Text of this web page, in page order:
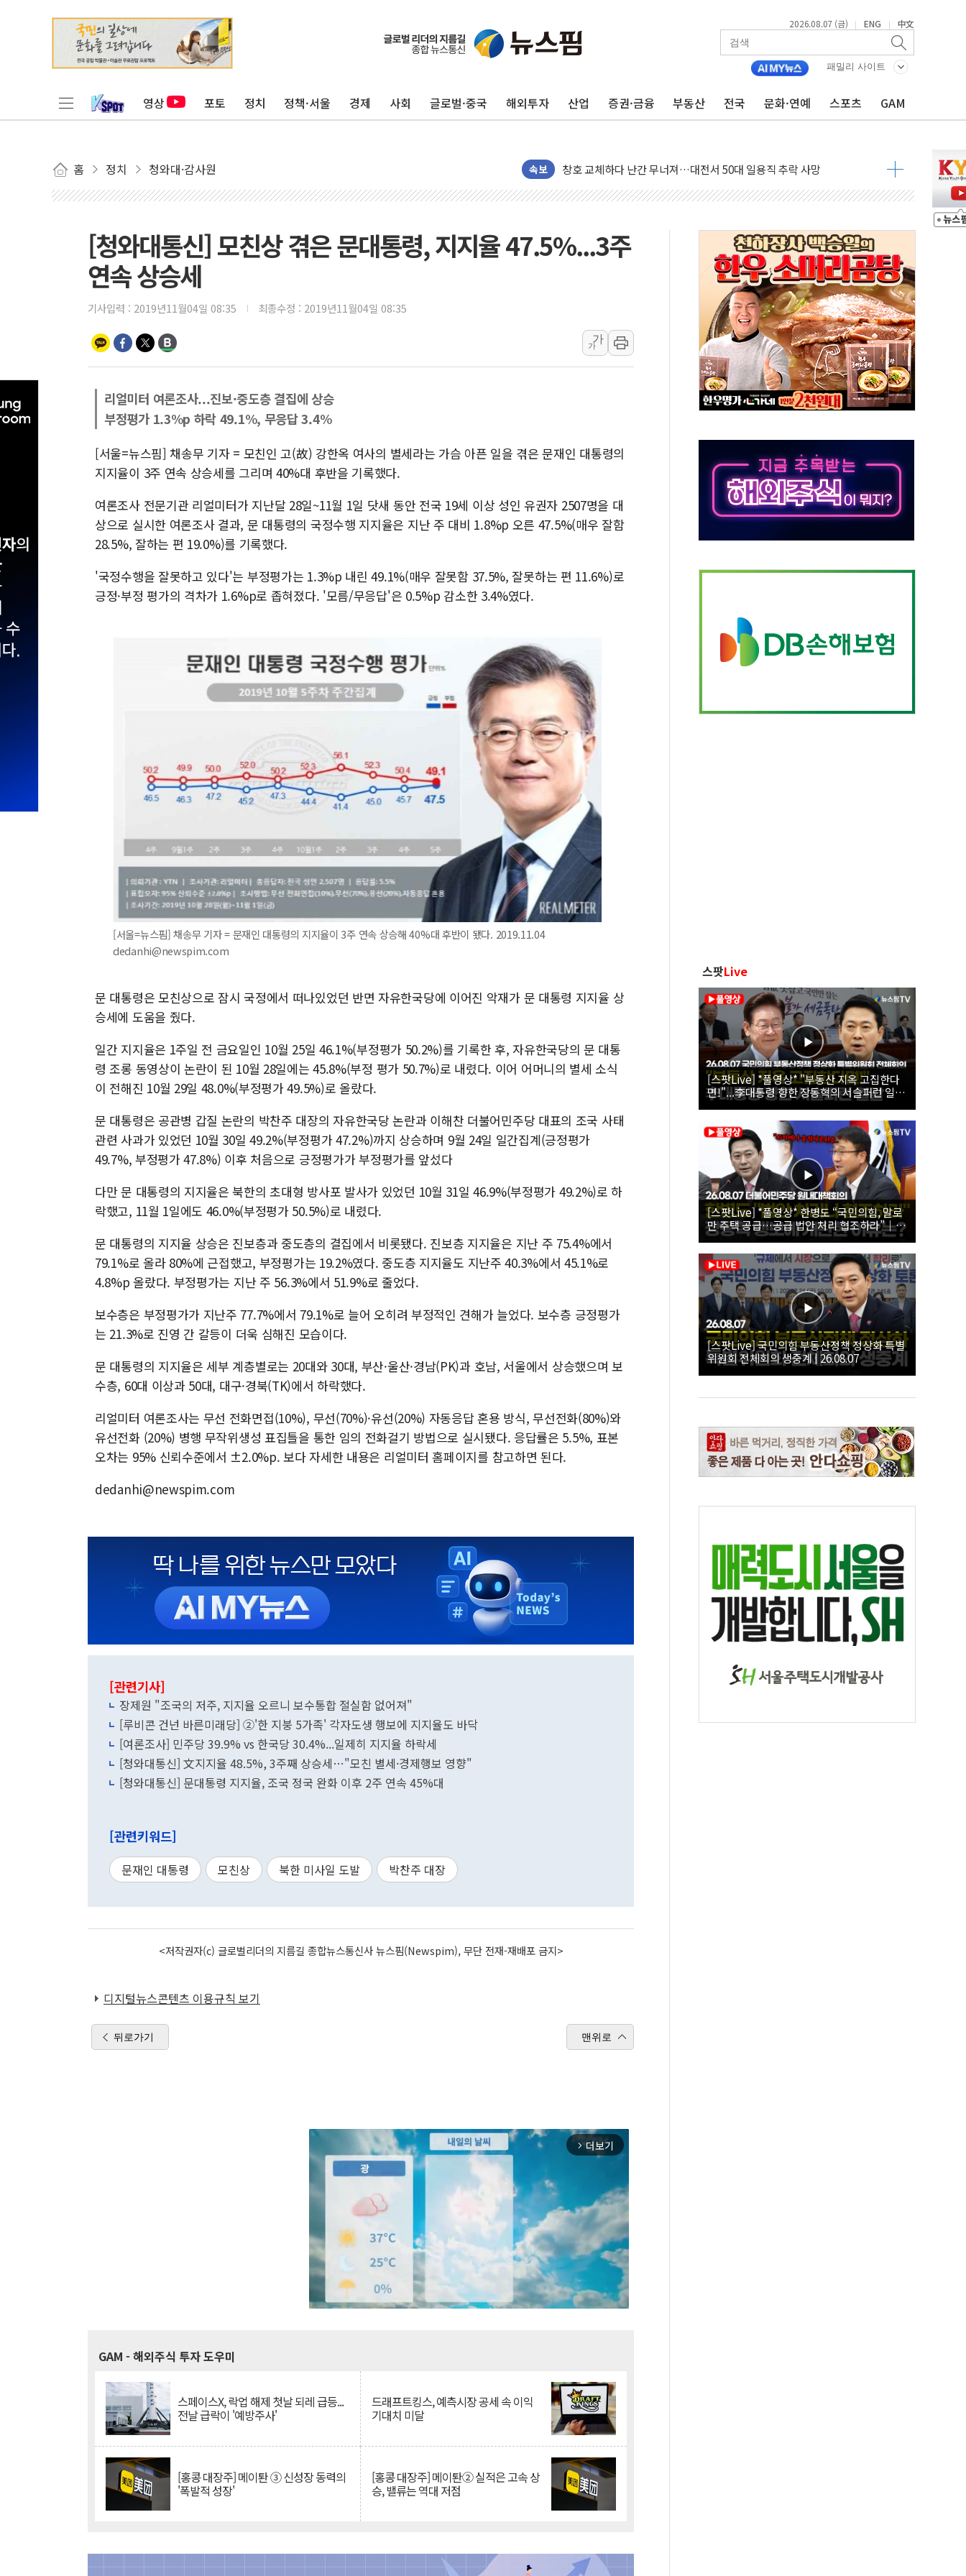
2026.08.07 (금) | ENG | 中文
패밀리 사이트
영상 포토 정치 정책·서울 경제 사회 글로벌·중국 해외투자 산업 증권·금융 부동산 전국 문화·연예 스포츠 GAM
홈 정치 청와대·감사원 속보
"최대 2시간 앞서 침수 예측"…건설연, AI 위험기상 기술 개발
창호 교체하다 난간 무너져…대전서 50대 일용직 추락 사망
장동혁 "규제와 대출 풀고 재개발·재건축 촉진하는 것이 부동산 정상화"
AI에 승부 건 네이버…내년 AI 팩토리 매출 본격화
日, 4~6월 105조원 환시 개입...4월 말 '56조원' 사상 최대
오렌지플래닛 창업재단, 스타트업 지원 프로그램 성료
경찰, '300억대 사기 혐의' 차가원 대표 구속 송치
장동혁 "집값 올려놓고 국민만 잡아"
[속보] '해병 순직 책임' 임성근 전 사단장 항소심도 징역 3년 선고
부동산정책 정상화 특별위원회 전체회의서 발언하는 장동혁 대표
경찰, '강북구 오피스텔 살인' 50대 남성 구속 송치
전국 그늘막 4만개 육박 7년 새 7배 늘었다...폭염 대책비는 8.6배 증가
美·日 환율공조에 유럽 패싱… '유로화 팔아 엔화 부양' 사후 통보만
구리값 사상 최고치…'닥터 코퍼'가 말하는 경기 신호가 달라졌다
에어프레미아, 호치민 노선 재개...3년 2개월 만
국민통합위, 정치 다양성 제고 특별 위원회 위촉장 수여식 및 1차 회의
티엠씨, 220억원 규모 美 전력 케이블 수주
[청와대통신] 모친상 겪은 문대통령, 지지율 47.5%...3주
연속 상승세
기사입력 : 2019년11월04일 08:35 최종수정 : 2019년11월04일 08:35
가
가
리얼미터 여론조사...진보·중도층 결집에 상승
부정평가 1.3%p 하락 49.1%, 무응답 3.4%
[서울=뉴스핌] 채송무 기자 = 모친인 고(故) 강한옥 여사의 별세라는 가슴 아픈 일을 겪은 문재인 대통령의
지지율이 3주 연속 상승세를 그리며 40%대 후반을 기록했다.
여론조사 전문기관 리얼미터가 지난달 28일~11월 1일 닷새 동안 전국 19세 이상 성인 유권자 2507명을 대
상으로 실시한 여론조사 결과, 문 대통령의 국정수행 지지율은 지난 주 대비 1.8%p 오른 47.5%(매우 잘함
28.5%, 잘하는 편 19.0%)를 기록했다.
'국정수행을 잘못하고 있다'는 부정평가는 1.3%p 내린 49.1%(매우 잘못함 37.5%, 잘못하는 편 11.6%)로
긍정·부정 평가의 격차가 1.6%p로 좁혀졌다. '모름/무응답'은 0.5%p 감소한 3.4%였다.
[서울=뉴스핌] 채송무 기자 = 문재인 대통령의 지지율이 3주 연속 상승해 40%대 후반이 됐다. 2019.11.04
dedanhi@newspim.com
문 대통령은 모친상으로 잠시 국정에서 떠나있었던 반면 자유한국당에 이어진 악재가 문 대통령 지지율 상
승세에 도움을 줬다.
일간 지지율은 1주일 전 금요일인 10월 25일 46.1%(부정평가 50.2%)를 기록한 후, 자유한국당의 문 대통
령 조롱 동영상이 논란이 된 10월 28일에는 45.8%(부정 평가 50.7%)로 내렸다. 이어 어머니의 별세 소식
이 전해진 10월 29일 48.0%(부정평가 49.5%)로 올랐다.
문 대통령은 공관병 갑질 논란의 박찬주 대장의 자유한국당 논란과 이해찬 더불어민주당 대표의 조국 사태
관련 사과가 있었던 10월 30일 49.2%(부정평가 47.2%)까지 상승하며 9월 24일 일간집계(긍정평가
49.7%, 부정평가 47.8%) 이후 처음으로 긍정평가가 부정평가를 앞섰다
다만 문 대통령의 지지율은 북한의 초대형 방사포 발사가 있었던 10월 31일 46.9%(부정평가 49.2%)로 하
락했고, 11월 1일에도 46.0%(부정평가 50.5%)로 내렸다.
문 대통령의 지지율 상승은 진보층과 중도층의 결집에서 비롯됐다. 진보층 지지율은 지난 주 75.4%에서
79.1%로 올라 80%에 근접했고, 부정평가는 19.2%였다. 중도층 지지율도 지난주 40.3%에서 45.1%로
4.8%p 올랐다. 부정평가는 지난 주 56.3%에서 51.9%로 줄었다.
보수층은 부정평가가 지난주 77.7%에서 79.1%로 늘어 오히려 부정적인 견해가 늘었다. 보수층 긍정평가
는 21.3%로 진영 간 갈등이 더욱 심해진 모습이다.
문 대통령의 지지율은 세부 계층별로는 20대와 30대, 부산·울산·경남(PK)과 호남, 서울에서 상승했으며 보
수층, 60대 이상과 50대, 대구·경북(TK)에서 하락했다.
리얼미터 여론조사는 무선 전화면접(10%), 무선(70%)·유선(20%) 자동응답 혼용 방식, 무선전화(80%)와
유선전화 (20%) 병행 무작위생성 표집틀을 통한 임의 전화걸기 방법으로 실시됐다. 응답률은 5.5%, 표본
오차는 95% 신뢰수준에서 ±2.0%p. 보다 자세한 내용은 리얼미터 홈페이지를 참고하면 된다.
dedanhi@newspim.com
[관련기사]
장제원 "조국의 저주, 지지율 오르니 보수통합 절실함 없어져"
[루비콘 건넌 바른미래당] ②'한 지붕 5가족' 각자도생 행보에 지지율도 바닥
[여론조사] 민주당 39.9% vs 한국당 30.4%...일제히 지지율 하락세
[청와대통신] 文지지율 48.5%, 3주째 상승세…"모친 별세·경제행보 영향"
[청와대통신] 문대통령 지지율, 조국 정국 완화 이후 2주 연속 45%대
[관련키워드]
문재인 대통령 모친상 북한 미사일 도발 박찬주 대장
<저작권자(c) 글로벌리더의 지름길 종합뉴스통신사 뉴스핌(Newspim), 무단 전재-재배포 금지>
디지털뉴스콘텐츠 이용규칙 보기
뒤로가기 맨위로
arrow_forward_ios 더보기
GAM - 해외주식 투자 도우미
스페이스X, 락업 해제 첫날 되레 급등...
전날 급락이 '예방주사'
드래프트킹스, 예측시장 공세 속 이익
기대치 미달
[홍콩 대장주] 메이퇀 ③ 신성장 동력의
'폭발적 성장'
[홍콩 대장주] 메이퇀② 실적은 고속 상
승, 밸류는 역대 저점
스팟Live
[스팟Live] *풀영상* "부동산 지옥 고집한다
면!"...李대통령 향한 장동혁의 서슬퍼런 일갈
| 26.08.07 국민의힘 부동산정책 정상화 특별
위원회 전체회의
[스팟Live] *풀영상* 한병도 “국민의힘, 말로
만 주택 공급…공급 법안 처리 협조하라”｜
26.08.07 더불어민주당 원내대책회의
[스팟Live] 국민의힘 부동산정책 정상화 특별
위원회 전체회의 생중계 | 26.08.07